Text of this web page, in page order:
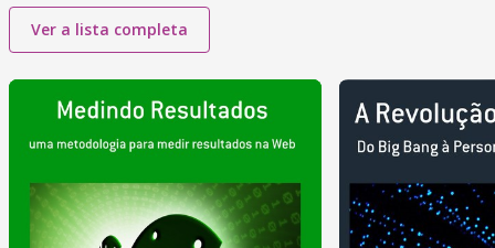
Ver a lista completa